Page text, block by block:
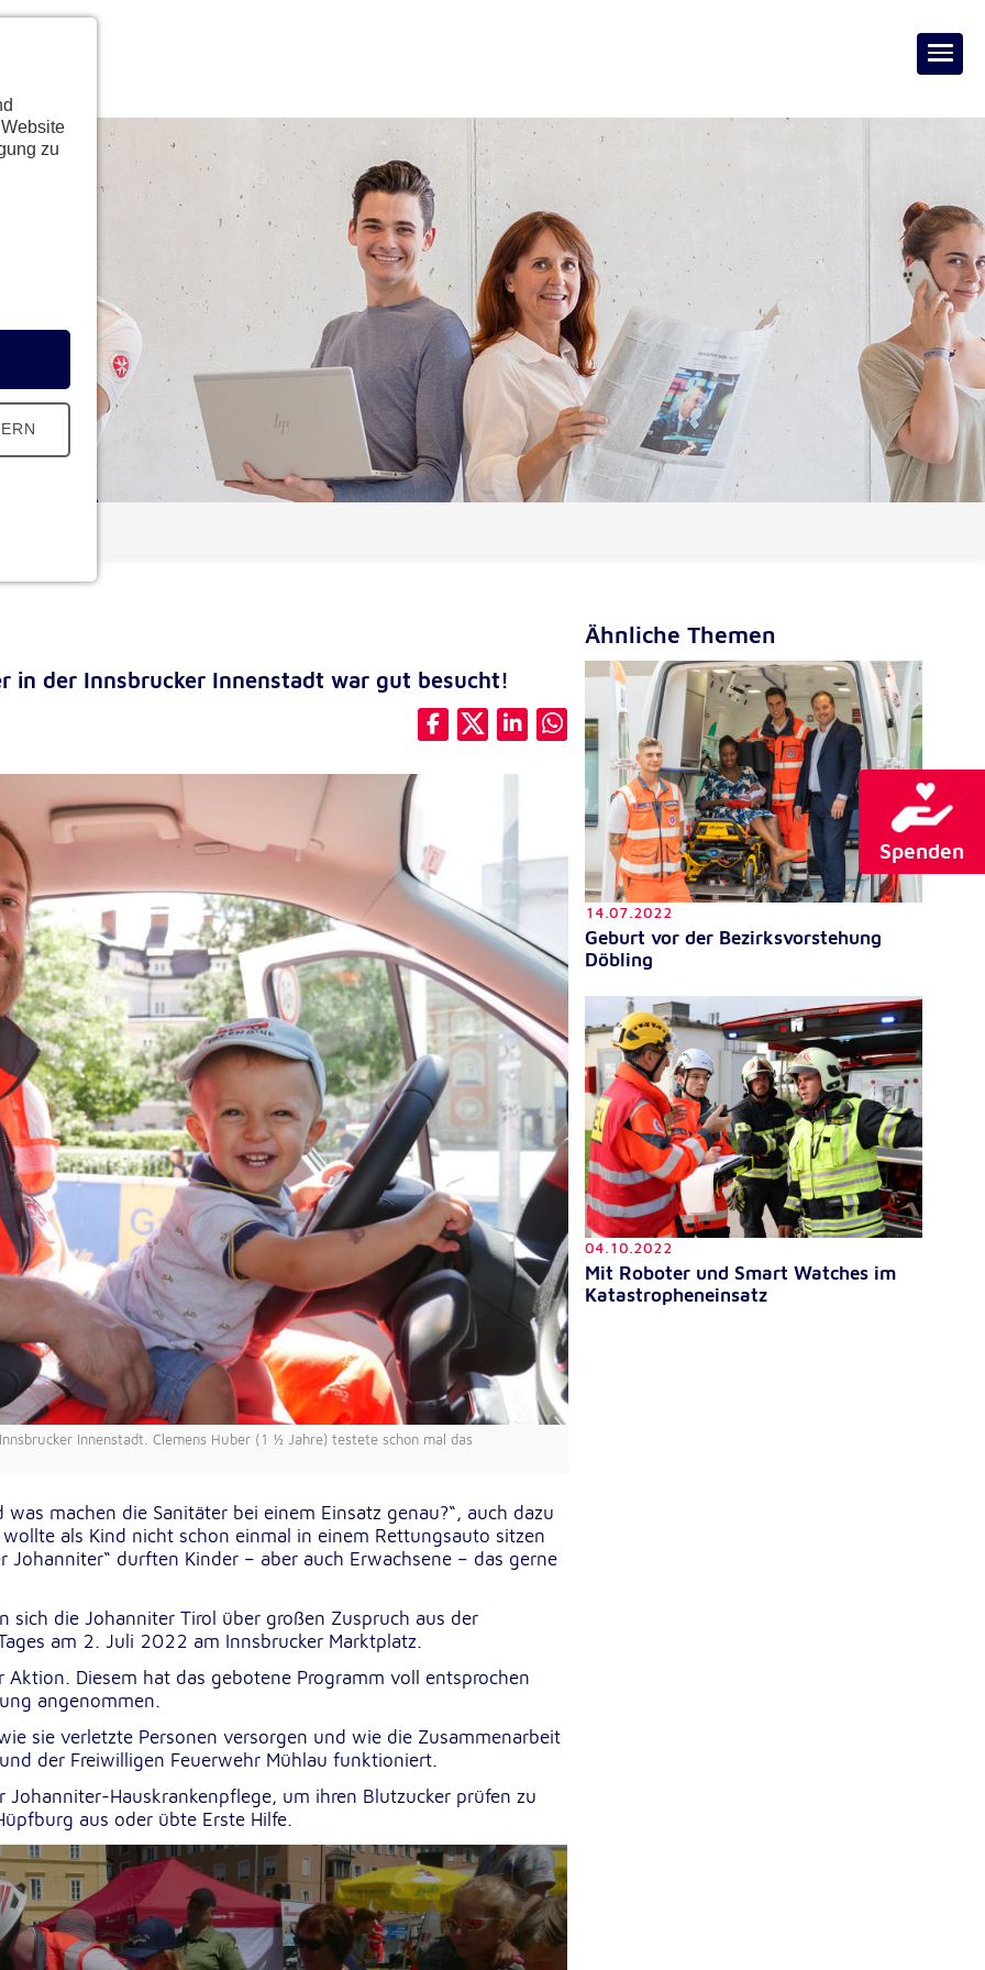
Spenden
in der Innsbrucker Innenstadt war gut besucht!
Innenstadt. Clemens Huber (1 ½ Jahre) testete schon mal das
machen die Sanitäter bei einem Einsatz genau?“, auch dazu
als Kind nicht schon einmal in einem Rettungsauto sitzen
Johanniter“ durften Kinder – aber auch Erwachsene – das gerne
sich die Johanniter Tirol über großen Zuspruch aus der
am 2. Juli 2022 am Innsbrucker Marktplatz.
Aktion. Diesem hat das gebotene Programm voll entsprochen
angenommen.
sie verletzte Personen versorgen und wie die Zusammenarbeit
der Freiwilligen Feuerwehr Mühlau funktioniert.
Hauskrankenpflege, um ihren Blutzucker prüfen zu
aus oder übte Erste Hilfe.
Ähnliche Themen
14.07.2022
Geburt vor der Bezirksvorstehung
Döbling
04.10.2022
Mit Roboter und Smart Watches im
Katastropheneinsatz
zu